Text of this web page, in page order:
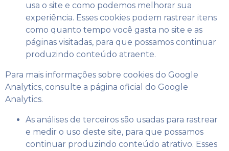
usa o site e como podemos melhorar sua
experiência. Esses cookies podem rastrear itens
como quanto tempo você gasta no site e as
páginas visitadas, para que possamos continuar
produzindo conteúdo atraente.
Para mais informações sobre cookies do Google
Analytics, consulte a página oficial do Google
Analytics.
As análises de terceiros são usadas para rastrear
e medir o uso deste site, para que possamos
continuar produzindo conteúdo atrativo. Esses